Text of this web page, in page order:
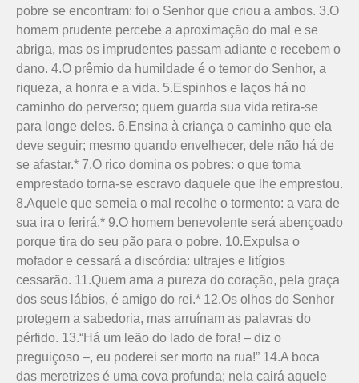
pobre se encontram: foi o Senhor que criou a ambos. 3.O
homem prudente percebe a aproximação do mal e se
abriga, mas os imprudentes passam adiante e recebem o
dano. 4.O prêmio da humildade é o temor do Senhor, a
riqueza, a honra e a vida. 5.Espinhos e laços há no
caminho do perverso; quem guarda sua vida retira-se
para longe deles. 6.Ensina à criança o caminho que ela
deve seguir; mesmo quando envelhecer, dele não há de
se afastar.* 7.O rico domina os pobres: o que toma
emprestado torna-se escravo daquele que lhe emprestou.
8.Aquele que semeia o mal recolhe o tormento: a vara de
sua ira o ferirá.* 9.O homem benevolente será abençoado
porque tira do seu pão para o pobre. 10.Expulsa o
mofador e cessará a discórdia: ultrajes e litígios
cessarão. 11.Quem ama a pureza do coração, pela graça
dos seus lábios, é amigo do rei.* 12.Os olhos do Senhor
protegem a sabedoria, mas arruínam as palavras do
pérfido. 13.“Há um leão do lado de fora! – diz o
preguiçoso –, eu poderei ser morto na rua!” 14.A boca
das meretrizes é uma cova profunda; nela cairá aquele